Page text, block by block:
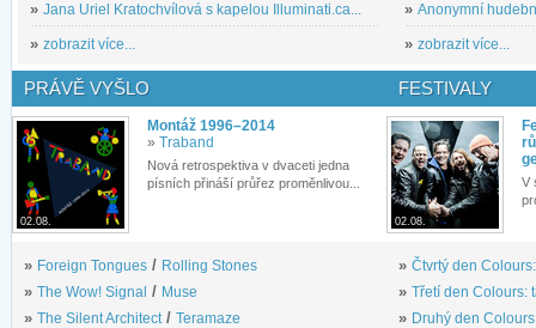
» Jana Uriel Kratochvílová s kapelou Illuminati.ca...
» zobrazit více...
» Anonymní
» zobrazit více...
PRÁVĚ VYŠLO
02.08.
Montáž 1996–2014
» Traband
Nová retrospektiva v dvaceti jedna
písních přináší průřez proměnlivou...
» Foreign Tongues / Rolling Stones
» The Wow! Signal / Muse
» The Silent Architect / Teramaze
FESTIVALY
02.08.
V
» Čtvrtý den
» Třetí den Colours:
» Druhý den